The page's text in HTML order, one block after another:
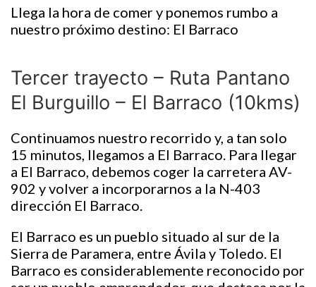
Llega la hora de comer y ponemos rumbo a
nuestro próximo destino: El Barraco
Tercer trayecto – Ruta Pantano
El Burguillo – El Barraco (10kms)
Continuamos nuestro recorrido y, a tan solo
15 minutos, llegamos a El Barraco. Para llegar
a El Barraco, debemos coger la carretera AV-
902 y volver a incorporarnos a la N-403
dirección El Barraco.
El Barraco es un pueblo situado al sur de la
Sierra de Paramera, entre Ávila y Toledo. El
Barraco es considerablemente reconocido por